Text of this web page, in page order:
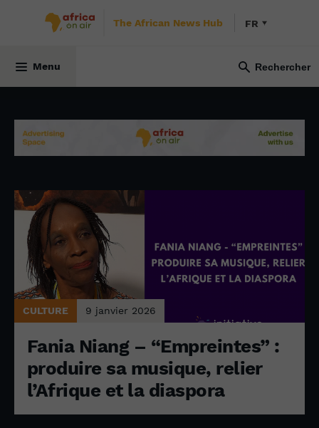
The African News Hub FR
Menu
CULTURE 9 janvier 2026
Fania Niang – “Empreintes” :
produire sa musique, relier
l’Afrique et la diaspora